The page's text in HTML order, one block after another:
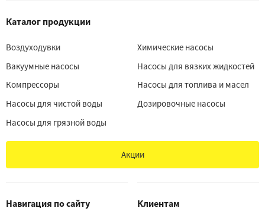
Каталог продукции
Воздуходувки
Вакуумные насосы
Компрессоры
Насосы для чистой воды
Насосы для грязной воды
Химические насосы
Насосы для вязких жидкостей
Насосы для топлива и масел
Дозировочные насосы
Акции
Навигация по сайту Клиентам